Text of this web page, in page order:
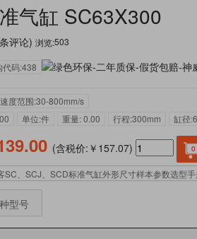
气缸 SC63X300
条评论) 浏览:503
代码:438
速度范围:30-800mm/s
单位:件 重量: 0.00 行程:300mm 缸径
(含税价:￥157.07) 0
SC、SCJ、SCD标准气缸外形尺寸样本参数选型
型号